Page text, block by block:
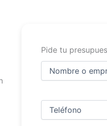
Pide tu
Nombre
Teléfono